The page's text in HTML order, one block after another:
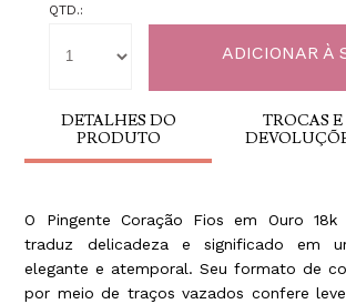
QTD.:
DETALHES DO
PRODUTO
TROCAS E
O Pingente Coração Fios em Ouro
traduz delicadeza e significado em
elegante e atemporal. Seu formato de
por meio de traços vazados confere